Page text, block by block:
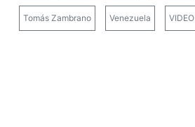
Tomás Zambrano Venezuela VIDEO